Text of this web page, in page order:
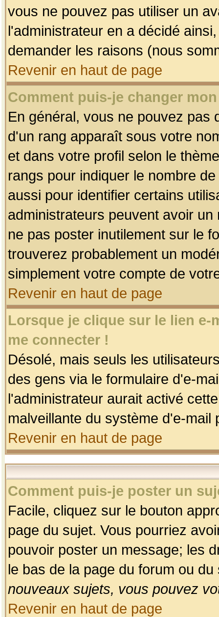
vous ne pouvez pas utiliser un
l'administrateur en a décidé
demander les raisons (nous
Revenir en haut de page
Comment puis-je changer
En général, vous ne pouvez pas
d'un rang apparaît sous votre
et dans votre profil selon le
rangs pour indiquer le nombre
aussi pour identifier certains
administrateurs peuvent avoir
ne pas poster inutilement sur le
trouverez probablement un
simplement votre compte de
Revenir en haut de page
Lorsque je clique sur le lien
me connecter !
Désolé, mais seuls les
des gens via le formulaire d'e-
l'administrateur aurait activé
malveillante du système d'e-
Revenir en haut de page
Comment puis-je poster un
Facile, cliquez sur le bouton
page du sujet. Vous pourriez
pouvoir poster un message; les
le bas de la page du forum ou
nouveaux sujets, vous pouvez
Revenir en haut de page